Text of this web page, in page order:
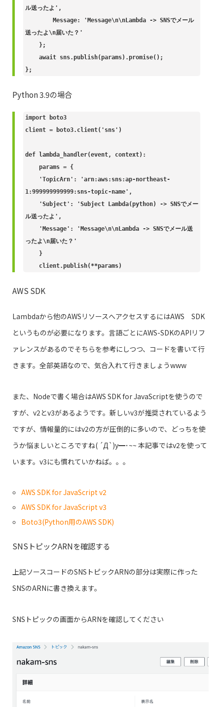
ル送ったよ',
送ったよ\n届いた？'
};
Python 3.9の場合
import boto3
client = boto3.client('sns')
def lambda_handler(event, context):
1:999999999999:sns-topic-name',
ル送ったよ',
ったよ\n届いた？'
    client.publish(**params)
AWS SDK
Lambdaから他のAWSリソースへアクセスするにはAWS SDK
というものが必要になります。言語ごとにAWS-SDKのAPIリフ
ァレンスがあるのでそちらを参考にしつつ、コードを書いて行
きます。全部英語なので、気合入れて行きましょうwww
また、Nodeで書く場合はAWS SDK for JavaScriptを使うので
すが、v2とv3があるようです。新しいv3が推奨されているよう
ですが、情報量的にはv2の方が圧倒的に多いので、どっちを使
うか悩ましいところですね( ´Д`)y━･~~ 本記事ではv2を使って
います。v3にも慣れていかねば。。。
AWS SDK for JavaScript v2
AWS SDK for JavaScript v3
Boto3(Python用のAWS SDK)
SNSトピックARNを確認する
上記ソースコードのSNSトピックARNの部分は実際に作った
SNSのARNに書き換えます。
SNSトピックの画面からARNを確認してください